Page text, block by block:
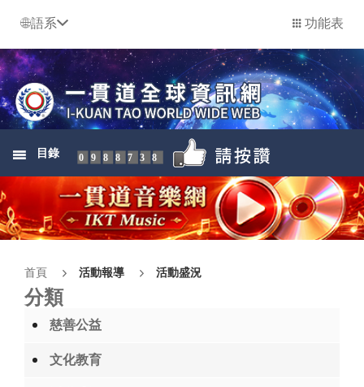
語系 功能表
目錄 0988738
首頁 活動報導 活動盛況
分類
慈善公益
文化教育